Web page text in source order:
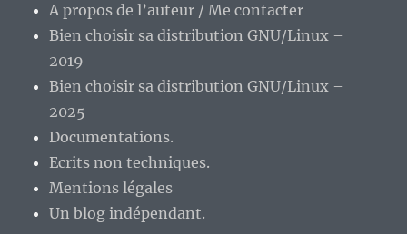
A propos de l’auteur / Me contacter
Bien choisir sa distribution GNU/Linux –
2019
Bien choisir sa distribution GNU/Linux –
2025
Documentations.
Ecrits non techniques.
Mentions légales
Un blog indépendant.